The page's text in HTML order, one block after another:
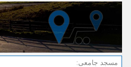
مسجد جامعی: